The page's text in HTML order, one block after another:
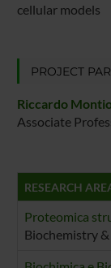
cellular models
PROJECT
Riccardo
Associate
RESEARCH
Proteomica
Biochemistry